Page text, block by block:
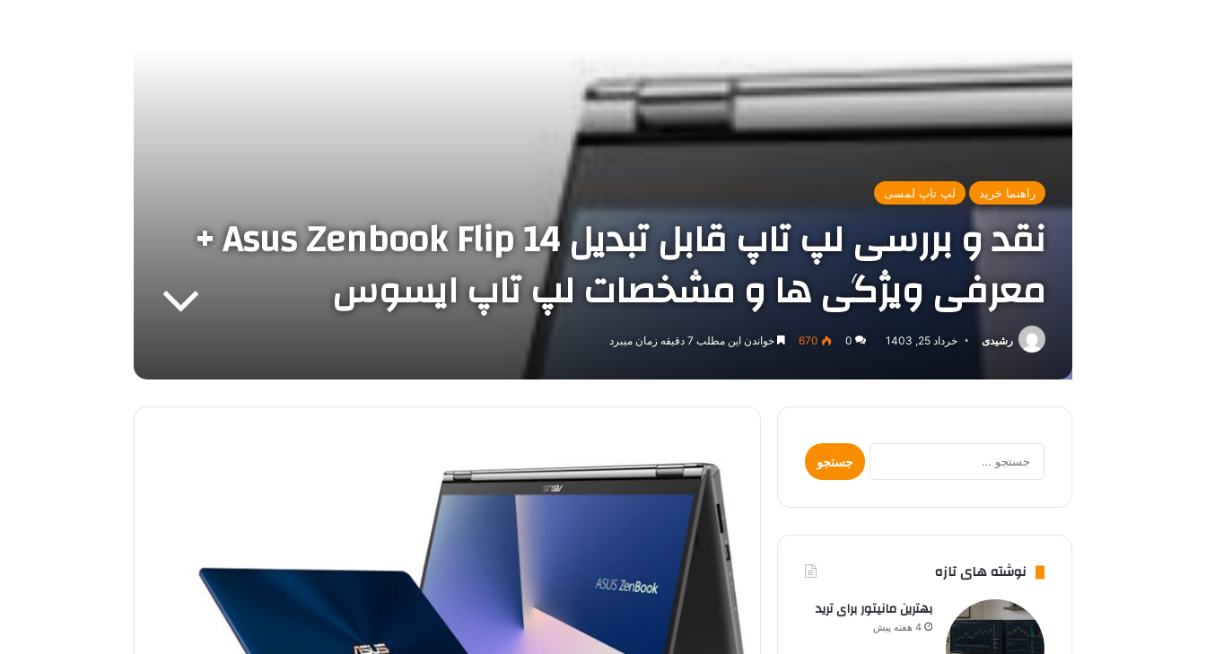
راهنما خرید لپ تاپ لمسی
نقد و بررسی لپ تاپ قابل تبدیل Asus Zenbook Flip 14 +
معرفی ویژگی ها و مشخصات لپ تاپ ایسوس
رشیدی خرداد 25, 1403 0
670 خواندن این مطلب 7 دقیقه زمان میبرد
جستجو
برای:
نوشته های تازه
بهترین مانیتور برای ترید
4 هفته پیش